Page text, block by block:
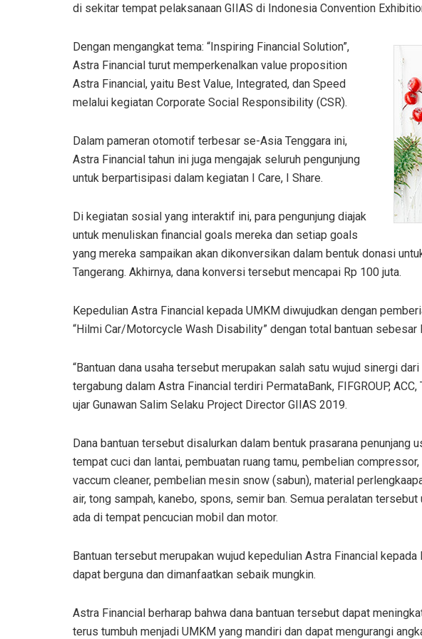
di sekitar tempat pelaksanaan GIIAS di Indonesia Convention
Dengan mengangkat tema: “Inspiring Financial Solution”,
Astra Financial turut memperkenalkan value proposition
Astra Financial, yaitu Best Value, Integrated, dan Speed
melalui kegiatan Corporate Social Responsibility (CSR).
Dalam pameran otomotif terbesar se-Asia Tenggara ini,
Astra Financial tahun ini juga mengajak seluruh pengunjung
untuk berpartisipasi dalam kegiatan I Care, I Share.
Di kegiatan sosial yang interaktif ini, para pengunjung diajak
untuk menuliskan financial goals mereka dan setiap goals
yang mereka sampaikan akan dikonversikan dalam bentuk donasi
Tangerang. Akhirnya, dana konversi tersebut mencapai Rp 100 juta.
Kepedulian Astra Financial kepada UMKM diwujudkan dengan
“Hilmi Car/Motorcycle Wash Disability” dengan total bantuan sebesar
“Bantuan dana usaha tersebut merupakan salah satu wujud sinergi
tergabung dalam Astra Financial terdiri PermataBank, FIFGROUP,
ujar Gunawan Salim Selaku Project Director GIIAS 2019.
Dana bantuan tersebut disalurkan dalam bentuk prasarana penunjang
tempat cuci dan lantai, pembuatan ruang tamu, pembelian
vaccum cleaner, pembelian mesin snow (sabun), material
air, tong sampah, kanebo, spons, semir ban. Semua peralatan
ada di tempat pencucian mobil dan motor.
Bantuan tersebut merupakan wujud kepedulian Astra Financial
dapat berguna dan dimanfaatkan sebaik mungkin.
Astra Financial berharap bahwa dana bantuan tersebut dapat
terus tumbuh menjadi UMKM yang mandiri dan dapat mengurangi